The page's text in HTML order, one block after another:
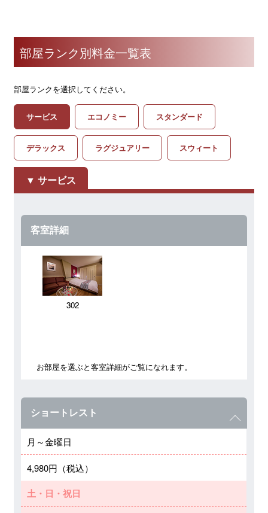
部屋ランク別料金一覧表
部屋ランクを選択してください。
サービス エコノミー スタンダード
デラックス ラグジュアリー スウィート
サービス
客室詳細
302
お部屋を選ぶと客室詳細がご覧になれます。
ショートレスト
月～金曜日
4,980円（税込）
土・日・祝日